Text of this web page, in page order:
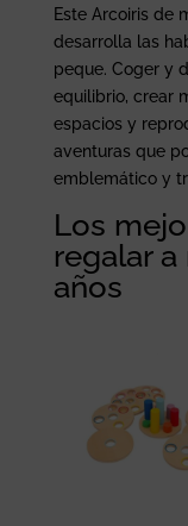
Este Arcoiris de
desarrolla las
peque. Coger y
equilibrio, crear
espacios y
aventuras que
emblemático y
Los
regalar a
años